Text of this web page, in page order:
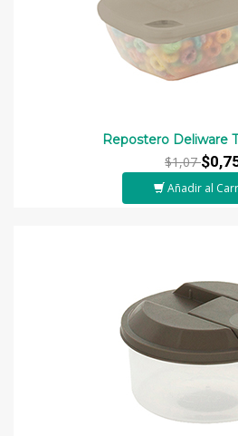
Repostero Deliware
$1,07
Añadir al